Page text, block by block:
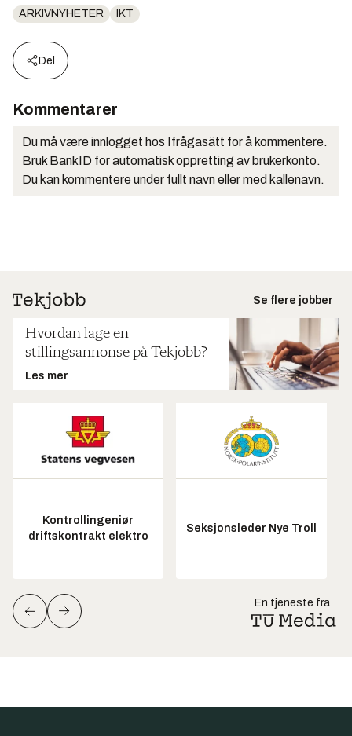
ARKIVNYHETER IKT
Del
Kommentarer
Du må være innlogget hos Ifrågasätt for å kommentere.
Bruk BankID for automatisk oppretting av brukerkonto.
Du kan kommentere under fullt navn eller med kallenavn.
Se flere jobber
Hvordan lage en
stillingsannonse på Tekjobb?
Les mer
Kontrollingeniør
driftskontrakt elektro
Seksjonsleder Nye Troll
En tjeneste fra